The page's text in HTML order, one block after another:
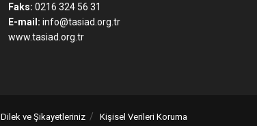
Faks: 0216 324 56 31
E-mail: info@tasiad.org.tr
www.tasiad.org.tr
Dilek ve Şikayetleriniz Kişisel Verileri Koruma